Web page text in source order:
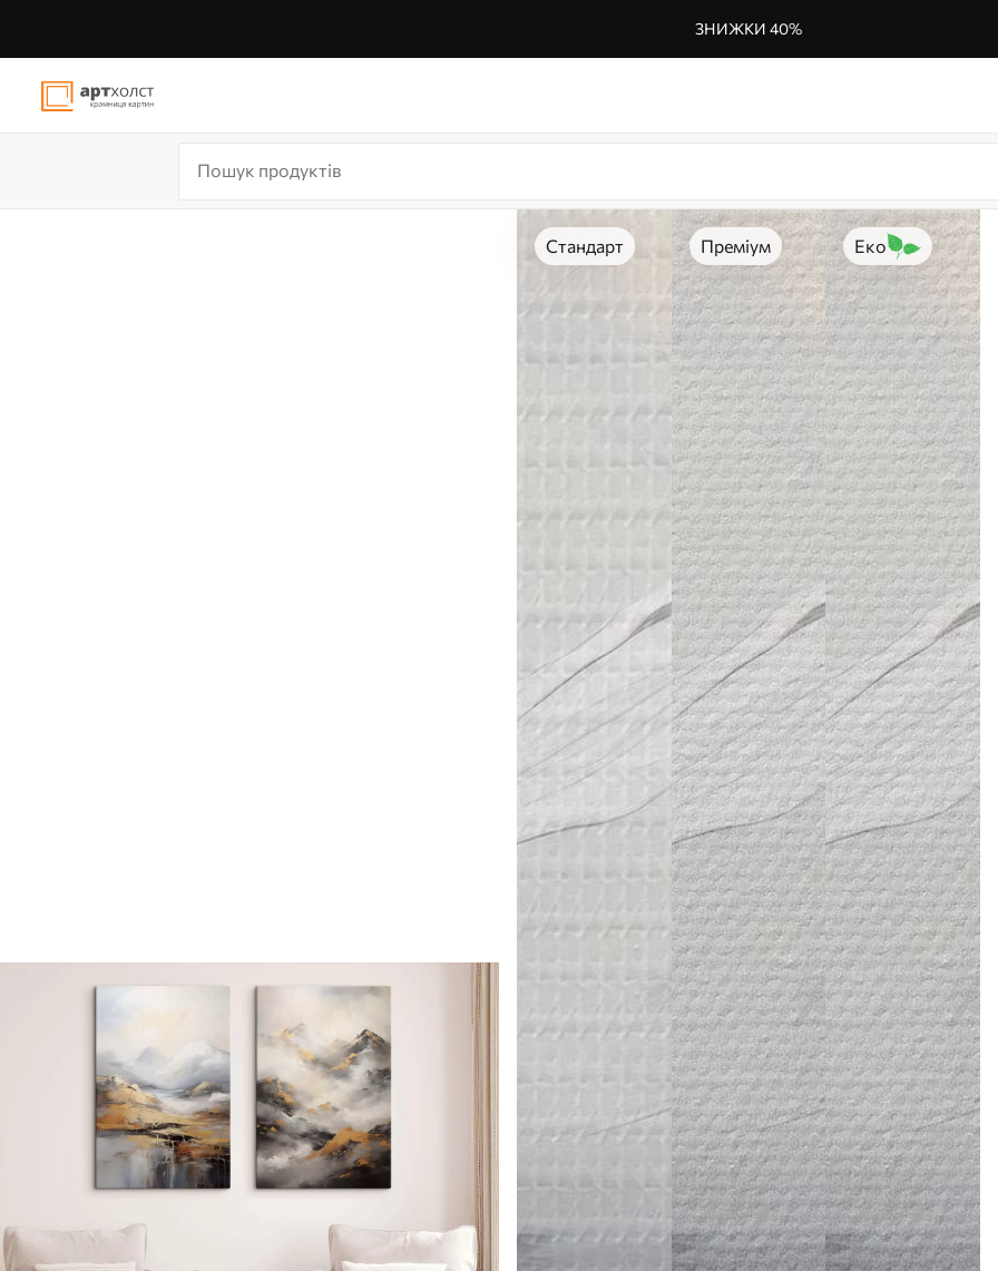
ЗНИЖКИ 40%
Стандарт Преміум Еко